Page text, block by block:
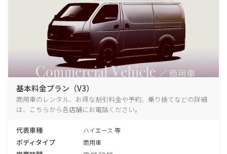
基本料金プラン（V3）
商用車のレンタル、お得な割引料金や予約、乗り捨てなどの詳細
は、こちらから各店舗にお電話ください。
代表車種 ハイエース 等
ボディタイプ 商用車